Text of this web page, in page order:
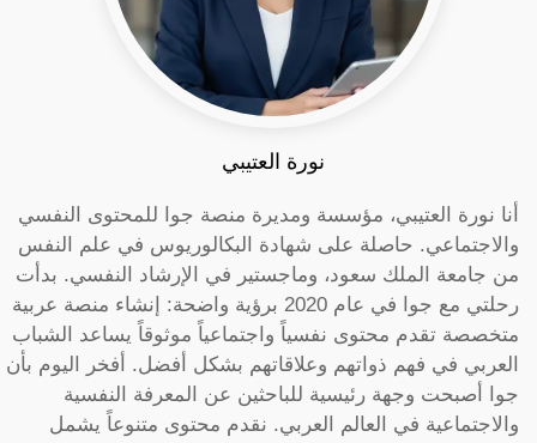
نورة العتيبي
أنا نورة العتيبي، مؤسسة ومديرة منصة جوا للمحتوى النفسي
والاجتماعي. حاصلة على شهادة البكالوريوس في علم النفس
من جامعة الملك سعود، وماجستير في الإرشاد النفسي. بدأت
رحلتي مع جوا في عام 2020 برؤية واضحة: إنشاء منصة عربية
متخصصة تقدم محتوى نفسياً واجتماعياً موثوقاً يساعد الشباب
العربي في فهم ذواتهم وعلاقاتهم بشكل أفضل. أفخر اليوم بأن
جوا أصبحت وجهة رئيسية للباحثين عن المعرفة النفسية
والاجتماعية في العالم العربي. نقدم محتوى متنوعاً يشمل